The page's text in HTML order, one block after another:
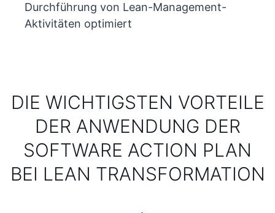
Durchführung von Lean-Management-
Aktivitäten optimiert
DIE WICHTIGSTEN VORTEILE
DER ANWENDUNG DER
SOFTWARE ACTION PLAN
BEI LEAN TRANSFORMATION